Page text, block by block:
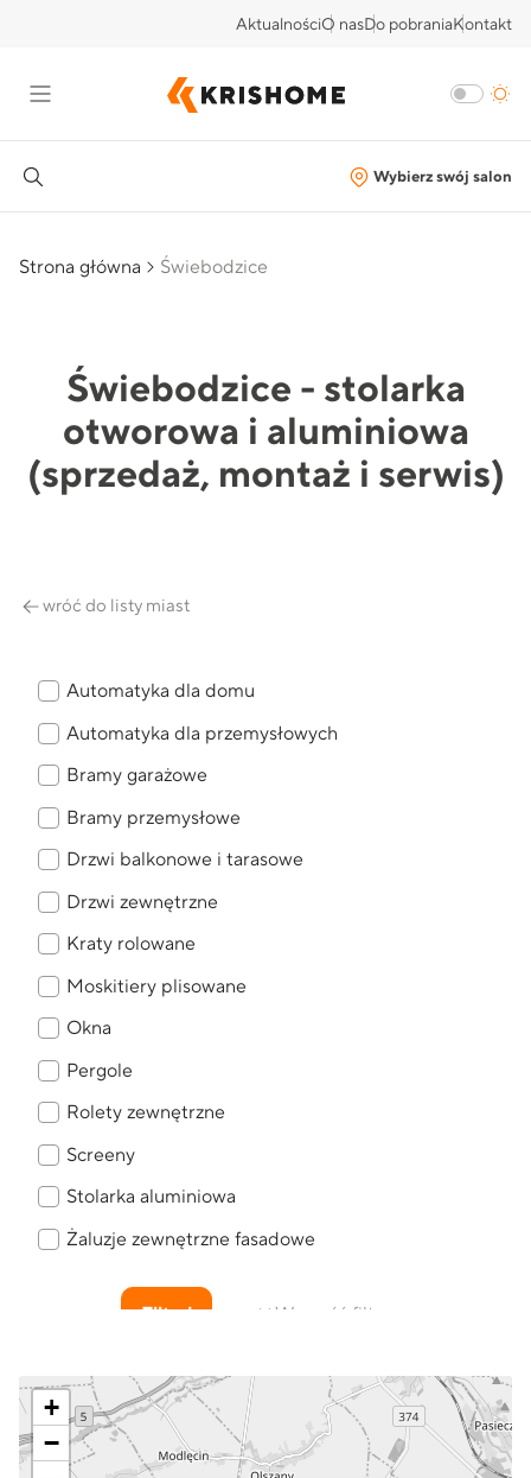
AktualnościO nasDo pobraniaKontakt
Wybierz swój salon
Strona główna Świebodzice
Świebodzice - stolarka
otworowa i aluminiowa
(sprzedaż, montaż i serwis)
wróć do listy miast
Automatyka dla domu
Automatyka dla przemysłowych
Bramy garażowe
Bramy przemysłowe
Drzwi balkonowe i tarasowe
Drzwi zewnętrzne
Kraty rolowane
Moskitiery plisowane
Okna
Pergole
Rolety zewnętrzne
Screeny
Stolarka aluminiowa
Żaluzje zewnętrzne fasadowe
Filtruj Wyczyść filtry
Wybierz punkt sprzedaży
PARTNER HANDLOWY
+
−